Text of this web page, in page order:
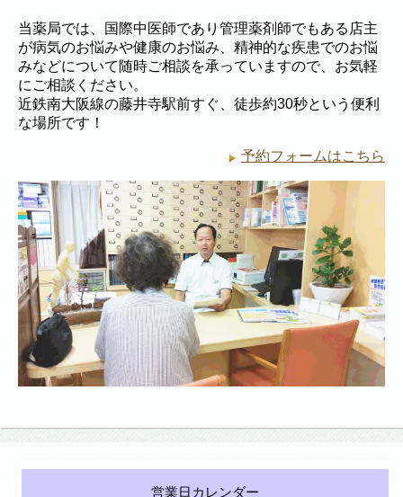
当薬局では、国際中医師であり管理薬剤師でもある店主
が病気のお悩みや健康のお悩み、精神的な疾患でのお悩
みなどについて随時ご相談を承っていますので、お気軽
にご相談ください。
近鉄南大阪線の藤井寺駅前すぐ、徒歩約30秒という便利
な場所です！
予約フォームはこちら